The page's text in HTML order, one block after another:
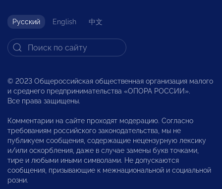
Русский English 中文
© 2023 Общероссийская общественная организация малого
и среднего предпринимательства «ОПОРА РОССИИ».
Все права защищены.
Комментарии на сайте проходят модерацию. Согласно
требованиям российского законодательства, мы не
публикуем сообщения, содержащие нецензурную лексику
и/или оскорбления, даже в случае замены букв точками,
тире и любыми иными символами. Не допускаются
сообщения, призывающие к межнациональной и социальной
розни.